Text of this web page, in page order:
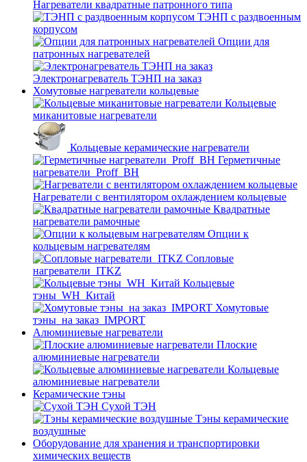
Нагреватели квадратные патронного типа
ТЭНП с раздвоенным
корпусом
Опции для
патронных нагревателей
Электронагреватель ТЭНП на заказ
Хомутовые нагреватели кольцевые
Кольцевые
миканитовые нагреватели
Кольцевые керамические нагреватели
Герметичные
нагреватели_Proff_BH
Нагреватели с вентилятором охлаждением кольцевые
Квадратные
нагреватели рамочные
Опции к
кольцевым нагревателям
Cопловые
нагреватели_ITKZ
Кольцевые
тэны_WH_Китай
Хомутовые
тэны_на заказ_IMPORT
Алюминиевые нагреватели
Плоские
алюминиевые нагреватели
Кольцевые
алюминиевые нагреватели
Керамические тэны
Сухой ТЭН
Тэны керамические
воздушные
Оборудование для хранения и транспортировки
химических веществ